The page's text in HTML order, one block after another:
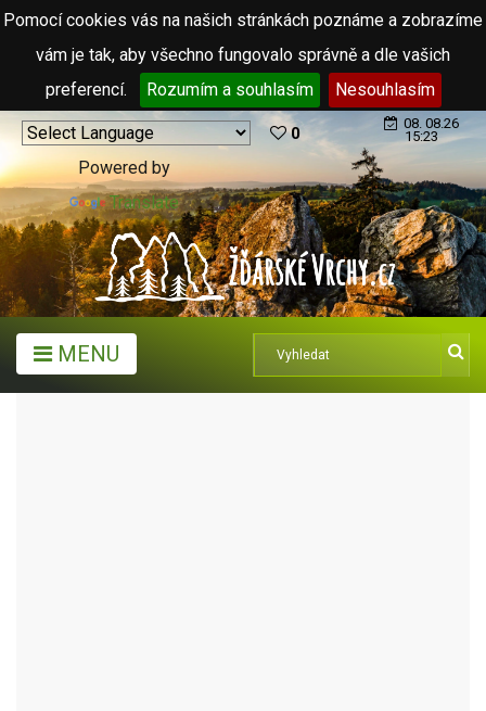
Pomocí cookies vás na našich stránkách poznáme a zobrazíme
vám je tak, aby všechno fungovalo správně a dle vašich
preferencí.
Rozumím a souhlasím Nesouhlasím
Powered by
Translate
0
08. 08.26
15:23
MENU